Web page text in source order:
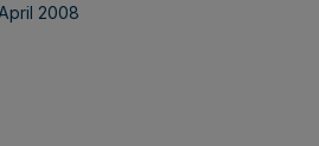
2008